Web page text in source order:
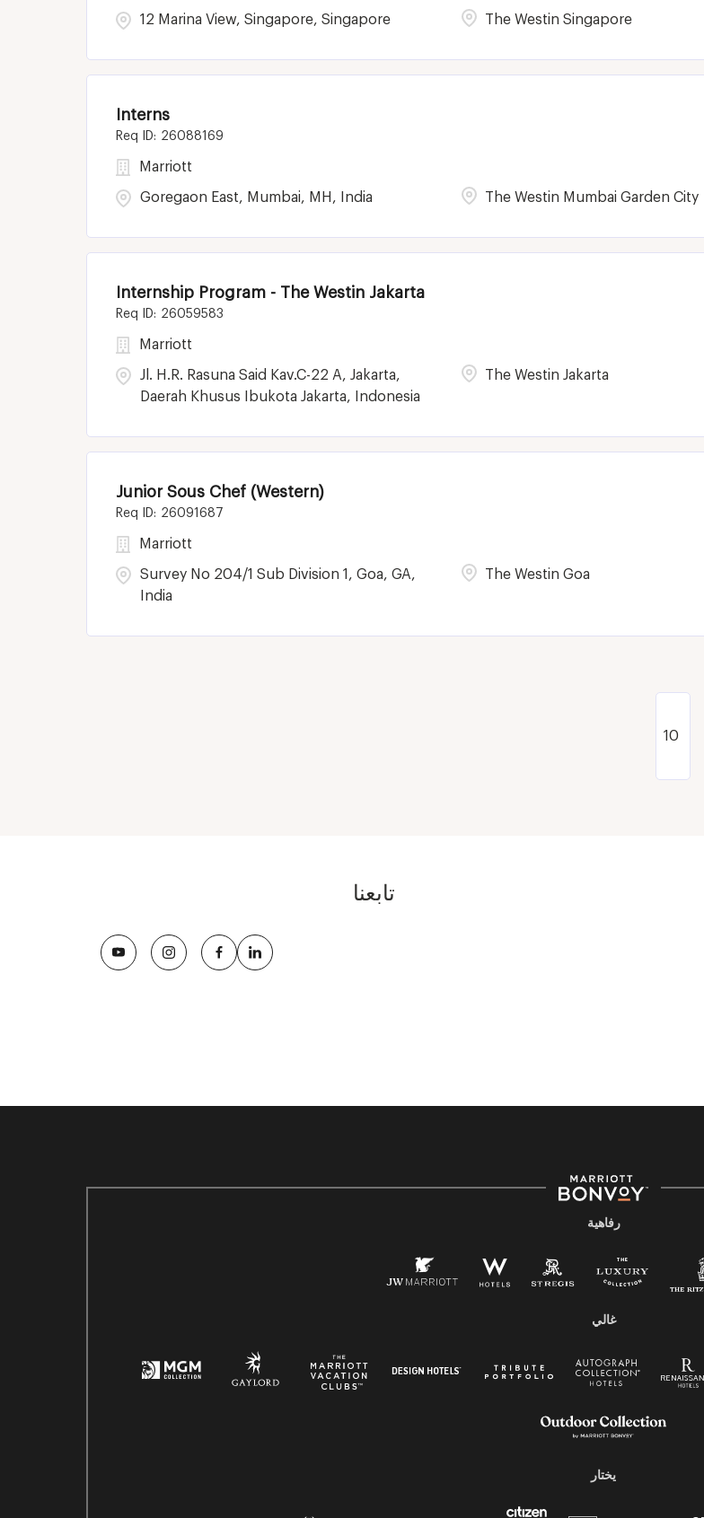
12 Marina View, Singapore, Singapore The Westin Singapore
Interns
26088169
Goregaon East, Mumbai, MH, India
Marriott
The Westin Mumbai Garden City
Internship Program - The Westin Jakarta
26059583
Jl. H.R. Rasuna Said Kav.C-22 A, Jakarta,
Daerah Khusus Ibukota Jakarta, Indonesia
Marriott
The Westin Jakarta
Junior Sous Chef (Western)
26091687
Survey No 204/1 Sub Division 1, Goa, GA,
India
Marriott
The Westin Goa
تابعنا
رفاهية
غالي
يختار